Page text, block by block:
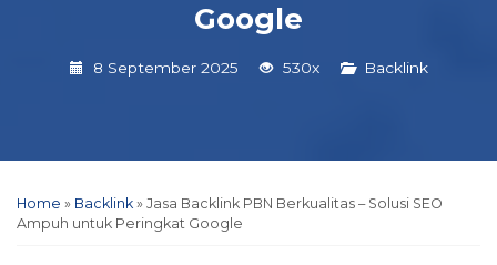
Google
8 September 2025 530x Backlink
Home » Backlink » Jasa Backlink PBN Berkualitas – Solusi SEO
Ampuh untuk Peringkat Google